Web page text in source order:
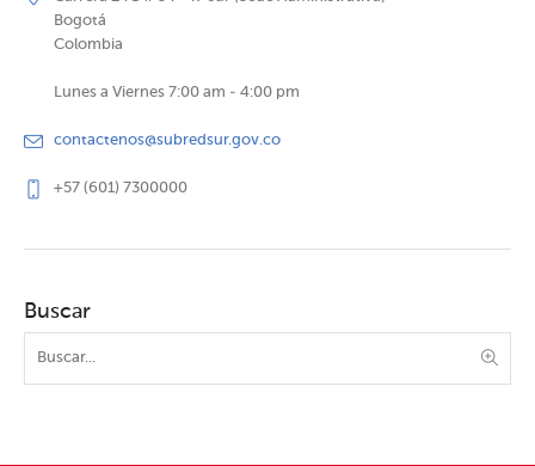
Bogotá
Colombia
Lunes a Viernes 7:00 am - 4:00 pm
contactenos@subredsur.gov.co
+57 (601) 7300000
Buscar